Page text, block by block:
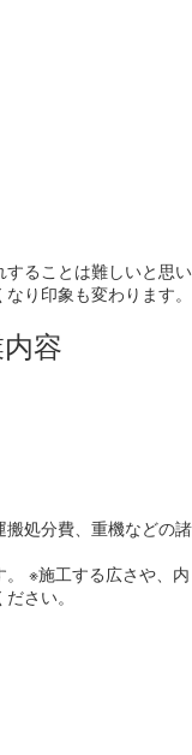
ることは難しいと思い
り印象も変わります。
容
処分費、重機などの諸
※施工する広さや、内
さい。